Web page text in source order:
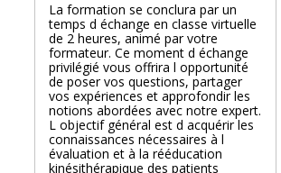
La formation se conclura par un
temps d échange en classe virtuelle
de 2 heures, animé par votre
formateur. Ce moment d échange
privilégié vous offrira l opportunité
de poser vos questions, partager
vos expériences et approfondir les
notions abordées avec notre expert.
L objectif général est d acquérir les
connaissances nécessaires à l
évaluation et à la rééducation
kinésithérapique des patients